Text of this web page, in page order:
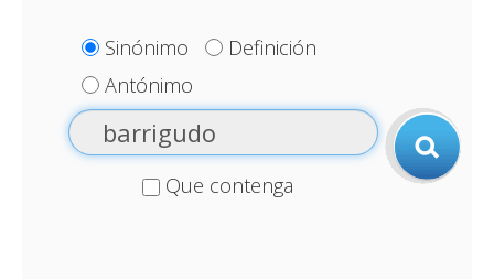
Sinónimo
Definición
Antónimo
Que contenga